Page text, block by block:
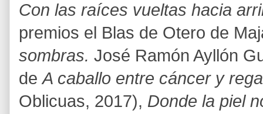
Con las raíces vueltas hacia
premios el Blas de Otero de
sombras. José Ramón Ayllón
deA caballo entre cáncer y
Oblicuas, 2017), Donde la piel